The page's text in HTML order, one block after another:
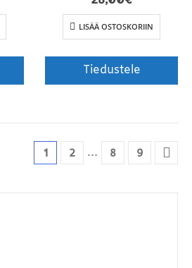
LISÄÄ OSTOSKORIIN
Tiedustele
1 2 … 8 9